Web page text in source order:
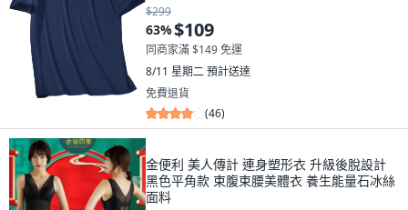
$299
63%$109
同商家滿 $149 免運
8/11 星期二預計送達
免費退貨
(46)
金便利 美人傳計 連身塑形衣 升級後脫設計
黑色平角款 束腹束腰美體衣 養生能量石冰絲
面料